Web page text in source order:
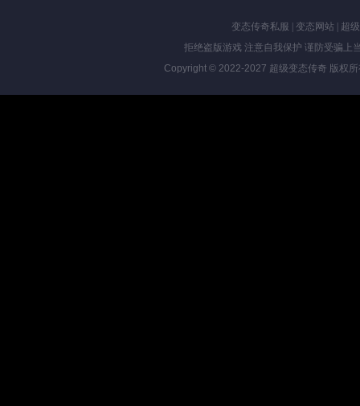
变态传奇私服 变态网站|
超
拒绝盗版游戏 注意自我保护 谨防受骗上
Copyright © 2022-2027 超级变态传奇 版权